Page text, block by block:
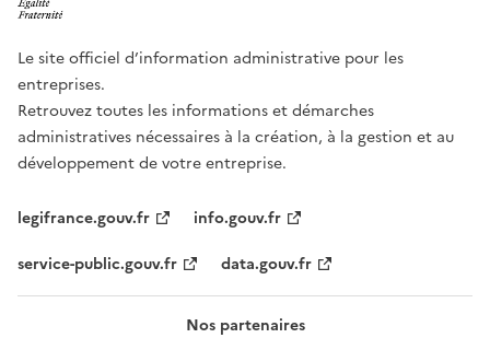
Le site officiel d’information administrative pour les
entreprises.
Retrouvez toutes les informations et démarches
administratives nécessaires à la création, à la gestion et au
développement de votre entreprise.
legifrance.gouv.fr
info.gouv.fr
service-public.gouv.fr
data.gouv.fr
Nos partenaires